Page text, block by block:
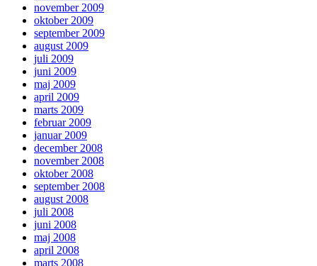
november 2009
oktober 2009
september 2009
august 2009
juli 2009
juni 2009
maj 2009
april 2009
marts 2009
februar 2009
januar 2009
december 2008
november 2008
oktober 2008
september 2008
august 2008
juli 2008
juni 2008
maj 2008
april 2008
marts 2008